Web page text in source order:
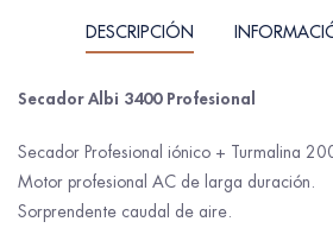
DESCRIPCIÓN
Secador Albi 3400 Profesional
Secador Profesional iónico + Turmalina
Motor profesional AC de larga duración.
Sorprendente caudal de aire.